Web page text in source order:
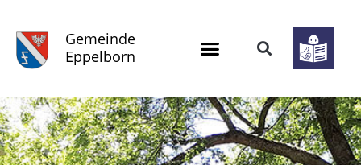
Gemeinde
Eppelborn